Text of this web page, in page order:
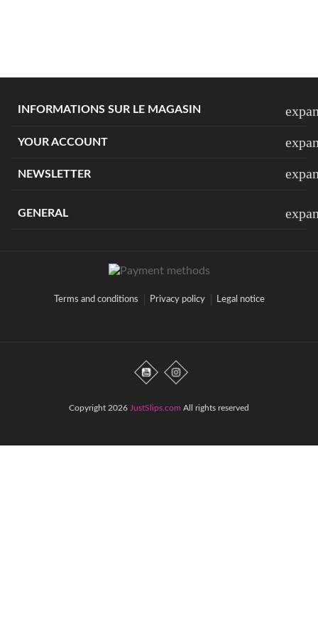
INFORMATIONS SUR LE MAGASIN
YOUR ACCOUNT
NEWSLETTER
GENERAL
Terms and conditions Privacy policy Legal notice
Copyright 2026 JustSlips.com All rights reserved